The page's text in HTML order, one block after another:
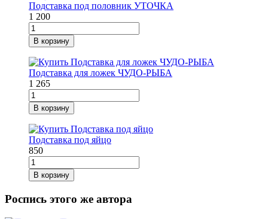
Подставка под половник УТОЧКА
1 200
В корзину
Подставка для ложек ЧУДО-РЫБА
1 265
В корзину
Подставка под яйцо
850
В корзину
Роспись этого же автора